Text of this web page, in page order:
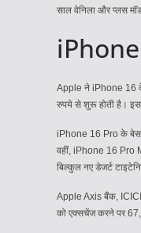
साल वेनिला और प्लस
Apple ने iPhone 16
रुपये से शुरू होती है।
iPhone 16 Pro के बेस
वहीं, iPhone 16 Pro
बिल्कुल नए डेजर्ट
Apple Axis बैंक,
को एक्सचेंज करने पर